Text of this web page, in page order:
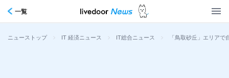
一覧
ニューストップ > IT 経済ニュース > IT総合ニュース > 「鳥取砂丘」エリア